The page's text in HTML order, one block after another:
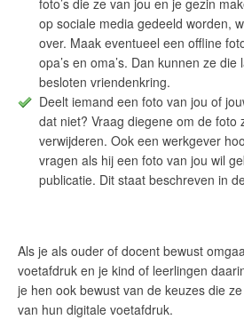
foto’s die ze van jou en je gezin
op sociale media gedeeld worden,
over. Maak eventueel een offline
opa’s en oma’s. Dan kunnen ze die
besloten vriendenkring.
Deelt iemand een foto van jou of
dat niet? Vraag diegene om de foto
verwijderen. Ook een werkgever
vragen als hij een foto van jou wil
publicatie. Dit staat beschreven in
Als je als ouder of docent bewust
voetafdruk en je kind of leerlingen
je hen ook bewust van de keuzes die
van hun digitale voetafdruk.